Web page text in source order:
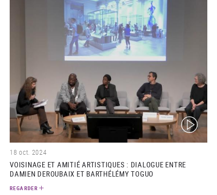
(video)
18 oct. 2024
VOISINAGE ET AMITIÉ ARTISTIQUES : DIALOGUE ENTRE
DAMIEN DEROUBAIX ET BARTHÉLÉMY TOGUO
REGARDER